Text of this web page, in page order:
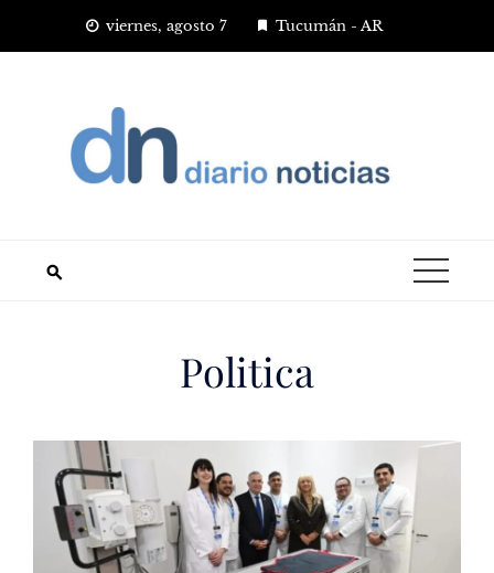
viernes, agosto 7 Tucumán - AR
Politica